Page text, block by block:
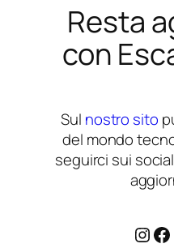
Resta
con
Sul nostro sito
del mondo
seguirci sui